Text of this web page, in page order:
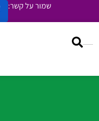
שמור על קשר: